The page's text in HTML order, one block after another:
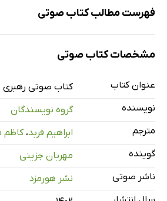
فهرست مطالب کتاب صوتی
نمونه
رهبری تیم‌های مجازی
مشخصات کتاب صوتی
عنوان کتاب
کتاب صوتی
نویسنده
گروه نویسندگان
مترجم
ابراهیم فربد،کاظم
گوینده
مهربان جزینی
ناشر صوتی
نشر هورمزد